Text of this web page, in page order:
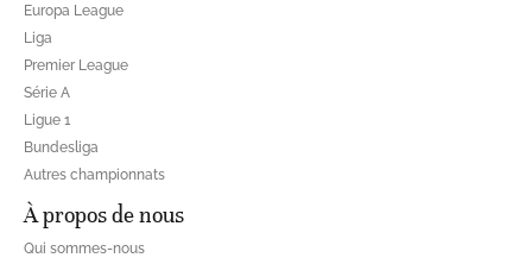
Europa League
Liga
Premier League
Série A
Ligue 1
Bundesliga
Autres championnats
À propos de nous
Qui sommes-nous